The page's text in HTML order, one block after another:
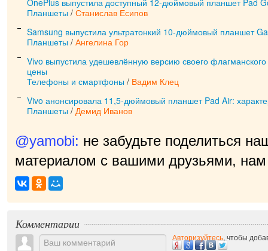
OnePlus выпустила доступный 12-дюймовый планшет Pad
Планшеты / Станислав Есипов
Samsung выпустила ультратонкий 10-дюймовый планшет
Планшеты / Ангелина Гор
Vivo выпустила удешевлённую версию своего
цены
Телефоны и смартфоны / Вадим Клец
Vivo анонсировала 11,5-дюймовый планшет Pad Air:
Планшеты / Демид Иванов
@yamobi: не забудьте поделиться
материалом с вашими друзьями, нам
п|
Комментарии